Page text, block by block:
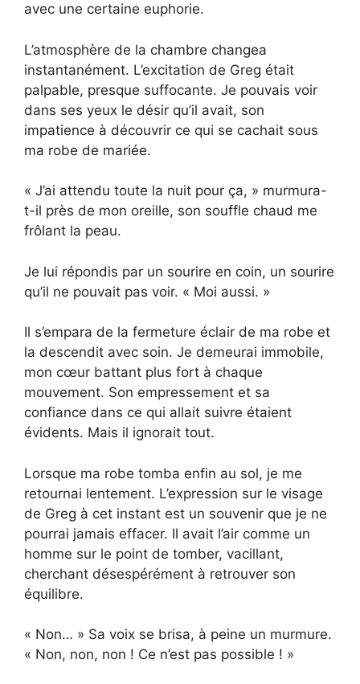
avec une certaine euphorie.
L’atmosphère de la chambre changea
instantanément. L’excitation de Greg était
palpable, presque suffocante. Je pouvais voir
dans ses yeux le désir qu’il avait, son
impatience à découvrir ce qui se cachait sous
ma robe de mariée.
« J’ai attendu toute la nuit pour ça, » murmura-
t-il près de mon oreille, son souffle chaud me
frôlant la peau.
Je lui répondis par un sourire en coin, un sourire
qu’il ne pouvait pas voir. « Moi aussi. »
Il s’empara de la fermeture éclair de ma robe et
la descendit avec soin. Je demeurai immobile,
mon cœur battant plus fort à chaque
mouvement. Son empressement et sa
confiance dans ce qui allait suivre étaient
évidents. Mais il ignorait tout.
Lorsque ma robe tomba enfin au sol, je me
retournai lentement. L’expression sur le visage
de Greg à cet instant est un souvenir que je ne
pourrai jamais effacer. Il avait l’air comme un
homme sur le point de tomber, vacillant,
cherchant désespérément à retrouver son
équilibre.
« Non… » Sa voix se brisa, à peine un murmure.
« Non, non, non ! Ce n’est pas possible ! »